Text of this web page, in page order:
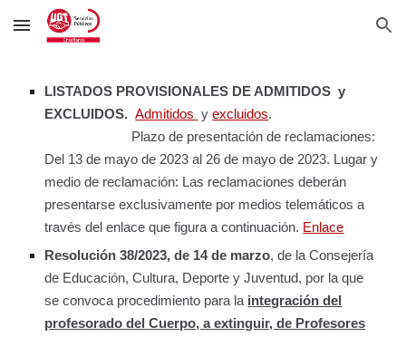
Skip to main content Skip to navigation
LISTADOS PROVISIONALES DE ADMITIDOS y
EXCLUIDOS.Admitidos yexcluidos.
Plazo de presentación de reclamaciones:
Del 13 de mayo de 2023 al 26 de mayo de 2023. Lugar y
medio de reclamación: Las reclamaciones deberán
presentarse exclusivamente por medios telemáticos a
través del enlace que figura a continuación. Enlace
Resolución 38/2023, de 14 de marzo, de la Consejería
de Educación, Cultura, Deporte y Juventud, por la que
se convoca procedimiento para la integración del
profesorado del Cuerpo, a extinguir, de Profesores